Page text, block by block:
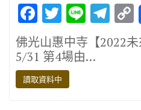
F
ac
e
b
o
T
w
it
te
r
Li
n
e
T
el
e
佛光山惠中寺【2022未
5/31 第4場由…
讀取資料中